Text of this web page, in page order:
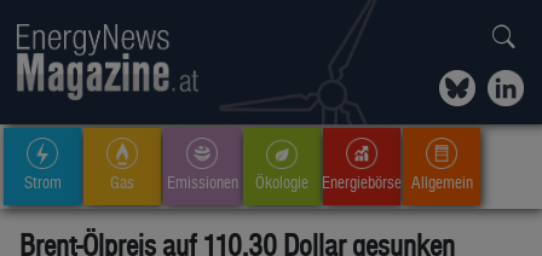
Strom Gas Emissionen Ökologie Energiebörse Allgemein
Brent-Ölpreis auf 110,30 Dollar gesunken